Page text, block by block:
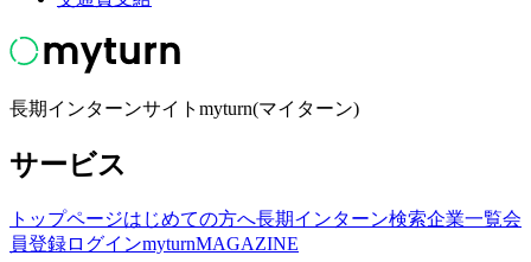
長期インターンサイトmyturn(マイターン)
サービス
トップページはじめての方へ長期インターン検索企業一覧会
員登録ログインmyturnMAGAZINE